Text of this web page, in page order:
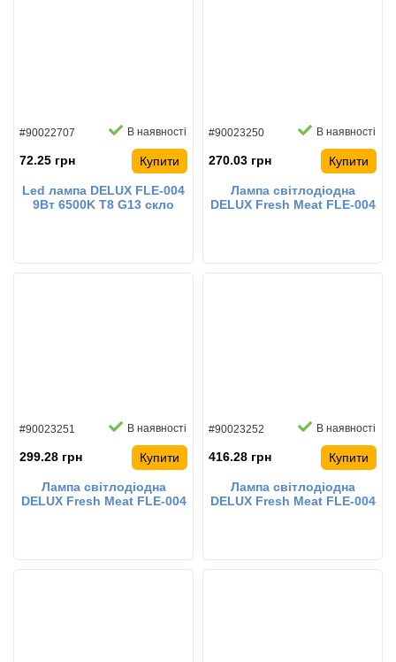
#90022707 В наявності
72.25 грн Купити
Led лампа DELUX FLE-004
9Вт 6500K T8 G13 скло
#90023250 В наявності
270.03 грн Купити
Лампа світлодіодна
DELUX Fresh Meat FLE-004
#90023251 В наявності
299.28 грн Купити
Лампа світлодіодна
DELUX Fresh Meat FLE-004
#90023252 В наявності
416.28 грн Купити
Лампа світлодіодна
DELUX Fresh Meat FLE-004